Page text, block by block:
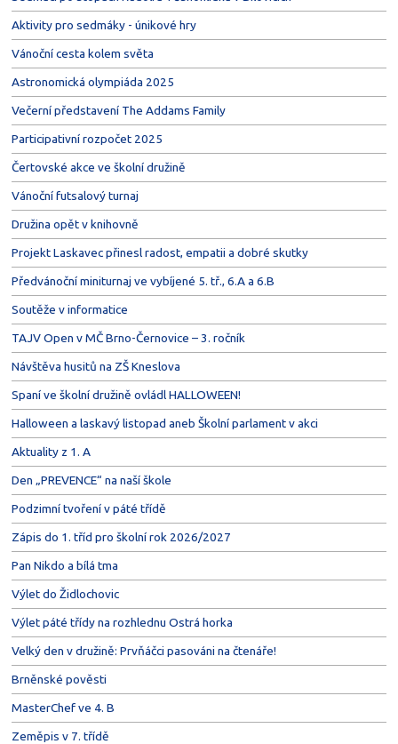
Aktivity pro sedmáky - únikové hry
Vánoční cesta kolem světa
Astronomická olympiáda 2025
Večerní představení The Addams Family
Participativní rozpočet 2025
Čertovské akce ve školní družině
Vánoční futsalový turnaj
Družina opět v knihovně
Projekt Laskavec přinesl radost, empatii a dobré skutky
Předvánoční miniturnaj ve vybíjené 5. tř., 6.A a 6.B
Soutěže v informatice
TAJV Open v MČ Brno-Černovice – 3. ročník
Návštěva husitů na ZŠ Kneslova
Spaní ve školní družině ovládl HALLOWEEN!
Halloween a laskavý listopad aneb Školní parlament v akci
Aktuality z 1. A
Den „PREVENCE“ na naší škole
Podzimní tvoření v páté třídě
Zápis do 1. tříd pro školní rok 2026/2027
Pan Nikdo a bílá tma
Výlet do Židlochovic
Výlet páté třídy na rozhlednu Ostrá horka
Velký den v družině: Prvňáčci pasováni na čtenáře!
Brněnské pověsti
MasterChef ve 4. B
Zeměpis v 7. třídě